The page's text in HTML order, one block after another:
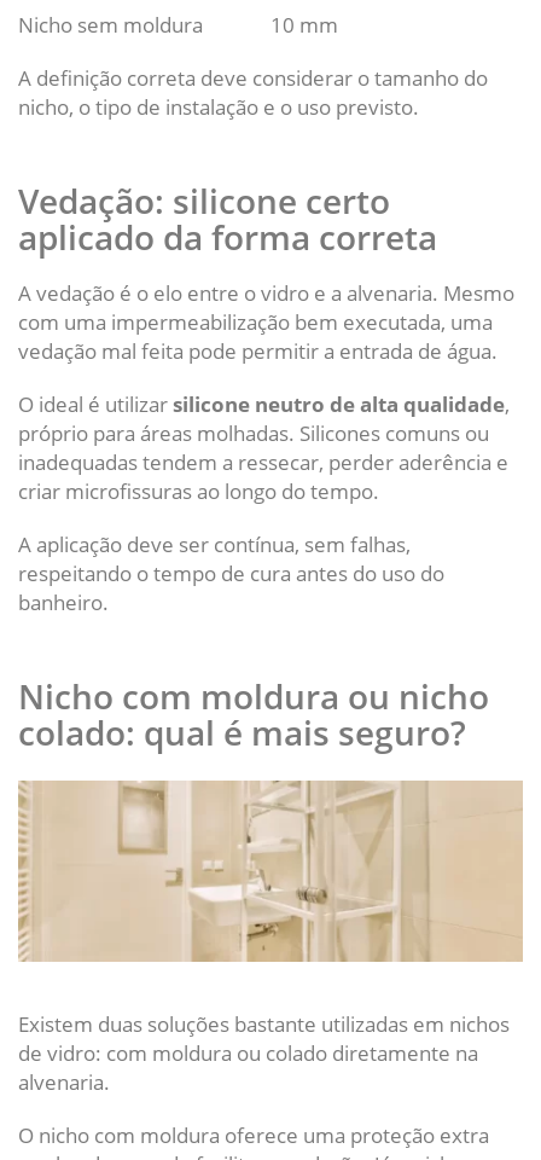
Nicho sem moldura
10 mm
A definição correta deve considerar o tamanho do
nicho, o tipo de instalação e o uso previsto.
Vedação: silicone certo
aplicado da forma correta
A vedação é o elo entre o vidro e a alvenaria. Mesmo
com uma impermeabilização bem executada, uma
vedação mal feita pode permitir a entrada de água.
O ideal é utilizarsilicone neutro de alta qualidade,
próprio para áreas molhadas. Silicones comuns ou
inadequadas tendem a ressecar, perder aderência e
criar microfissuras ao longo do tempo.
A aplicação deve ser contínua, sem falhas,
respeitando o tempo de cura antes do uso do
banheiro.
Nicho com moldura ou nicho
colado: qual é mais seguro?
Existem duas soluções bastante utilizadas em nichos
de vidro: com moldura ou colado diretamente na
alvenaria.
O nicho com moldura oferece uma proteção extra